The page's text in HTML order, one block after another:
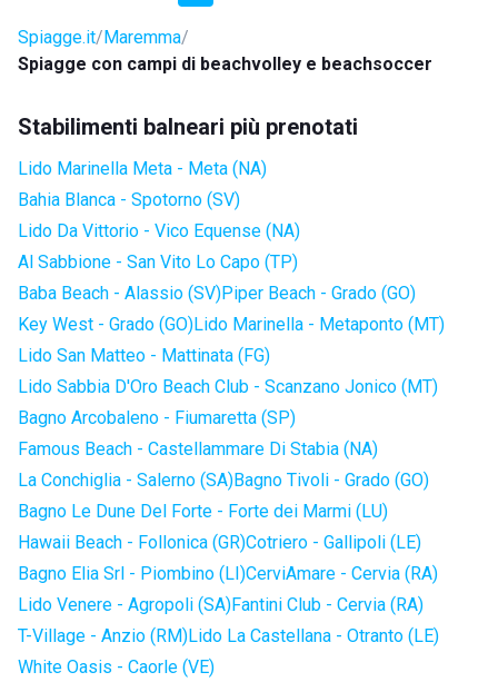
Spiagge.it Maremma
Spiagge con campi di beachvolley e beachsoccer
Stabilimenti balneari più prenotati
Lido Marinella Meta - Meta (NA)
Bahia Blanca - Spotorno (SV)
Lido Da Vittorio - Vico Equense (NA)
Al Sabbione - San Vito Lo Capo (TP)
Baba Beach - Alassio (SV)Piper Beach - Grado (GO)
Key West - Grado (GO)Lido Marinella - Metaponto (MT)
Lido San Matteo - Mattinata (FG)
Lido Sabbia D'Oro Beach Club - Scanzano Jonico (MT)
Bagno Arcobaleno - Fiumaretta (SP)
Famous Beach - Castellammare Di Stabia (NA)
La Conchiglia - Salerno (SA)Bagno Tivoli - Grado (GO)
Bagno Le Dune Del Forte - Forte dei Marmi (LU)
Hawaii Beach - Follonica (GR)Cotriero - Gallipoli (LE)
Bagno Elia Srl - Piombino (LI)CerviAmare - Cervia (RA)
Lido Venere - Agropoli (SA)Fantini Club - Cervia (RA)
T-Village - Anzio (RM)Lido La Castellana - Otranto (LE)
White Oasis - Caorle (VE)